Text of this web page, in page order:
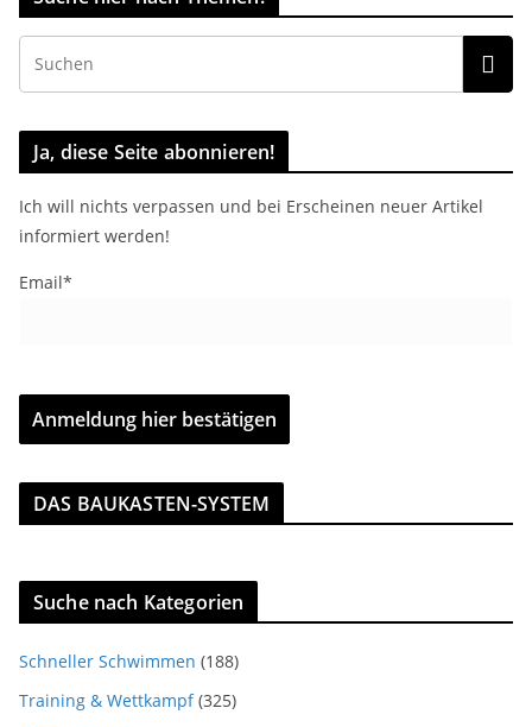
Ja, diese Seite abonnieren!
Ich will nichts verpassen und bei Erscheinen neuer Artikel
informiert werden!
Email*
DAS BAUKASTEN-SYSTEM
Suche nach Kategorien
Schneller Schwimmen (188)
Training & Wettkampf(325)